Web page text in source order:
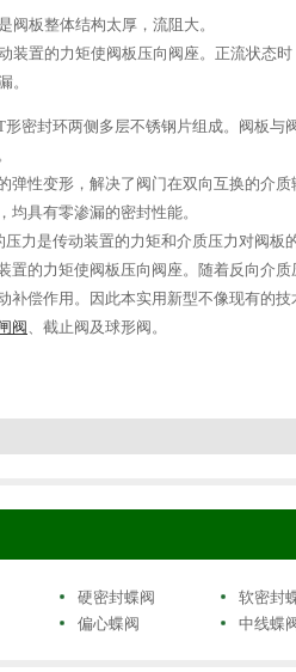
阀板整体结构太厚，流阻大。
装置的力矩使阀板压向阀座。正流状态
。
密封环两侧多层不锈钢片组成。阀板
性变形，解决了阀门在双向互换的介
具有零渗漏的密封性能。
力是传动装置的力矩和介质压力对阀
的力矩使阀板压向阀座。随着反向介
偿作用。因此本实用新型不像现有的
阀 、截止阀及球形阀。
硬密封蝶阀 软密封
偏心蝶阀 中线蝶